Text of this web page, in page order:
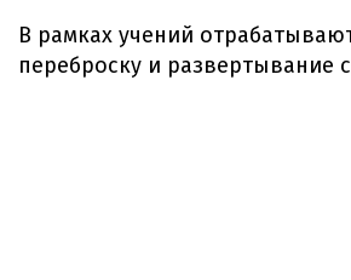
В рамках учений
переброску и развертывание